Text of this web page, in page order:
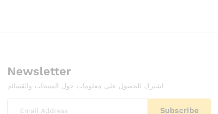
Newsletter
اشترك للحصول على معلومات حول المنتجات والقسائم